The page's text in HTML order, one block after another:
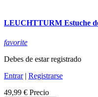
LEUCHTTURM Estuche
favorite
Debes de estar registrado
Entrar| Registrarse
49,99 € Precio